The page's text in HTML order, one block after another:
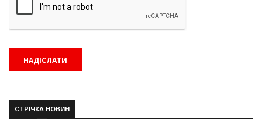
СТРІЧКА НОВИН